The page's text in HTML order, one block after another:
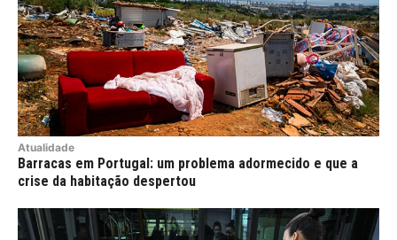
Atualidade
Barracas em Portugal: um problema adormecido e que a
crise da habitação despertou